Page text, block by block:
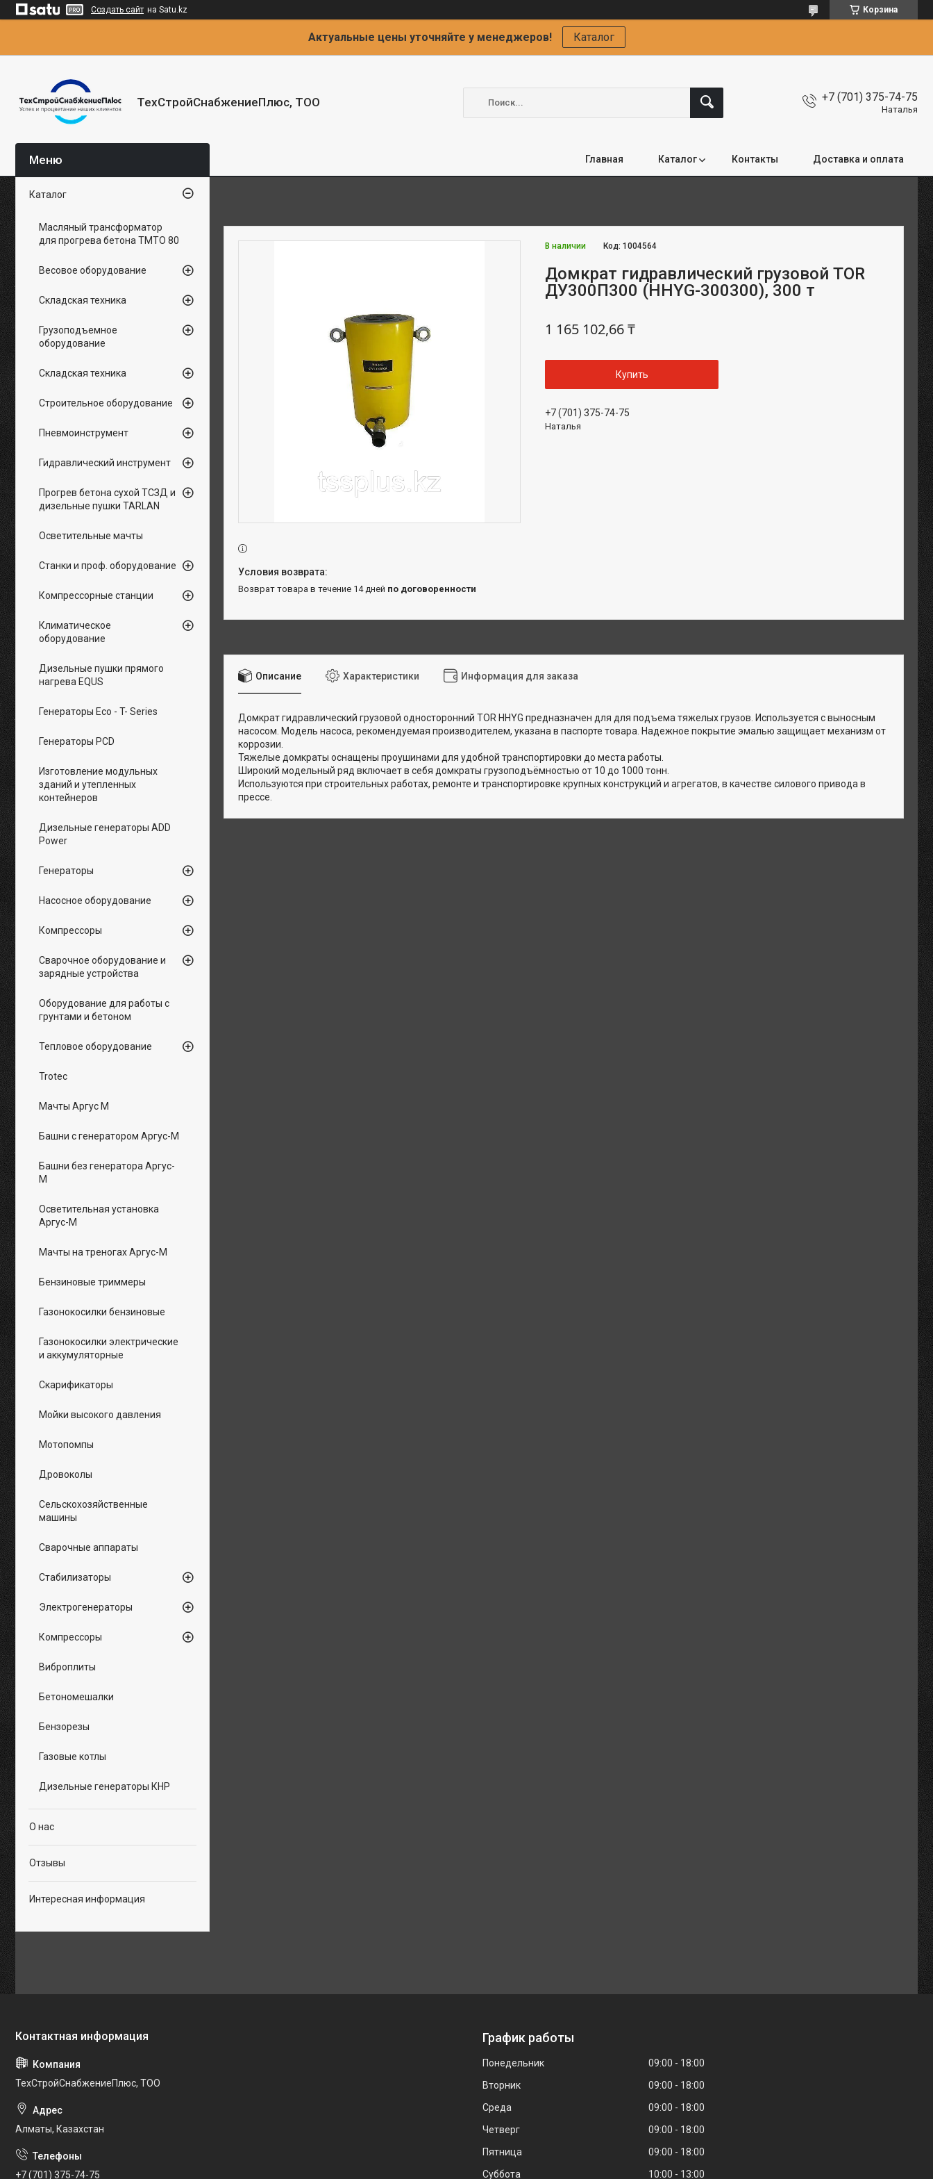
Создать сайт на Satu.kz Корзина
Актуальные цены уточняйте у менеджеров! Каталог
ТехСтройСнабжениеПлюс, ТОО +7 (701) 375-74-75
Наталья
Главная Каталог Контакты Доставка и оплата
В наличии Код:1004564
Домкрат гидравлический грузовой TOR
ДУ300П300 (HHYG-300300), 300 т
1 165 102,66 ₸
Купить
+7 (701) 375-74-75
Наталья
возврат товара в течение 14 дней по договоренности
Описание Характеристики Информация для заказа
Домкрат гидравлический грузовой односторонний TOR HHYG предназначен для для подъема тяжелых грузов. Используется с выносным
насосом. Модель насоса, рекомендуемая производителем, указана в паспорте товара. Надежное покрытие эмалью защищает механизм от
коррозии.
Тяжелые домкраты оснащены проушинами для удобной транспортировки до места работы.
Широкий модельный ряд включает в себя домкраты грузоподъёмностью от 10 до 1000 тонн.
Используются при строительных работах, ремонте и транспортировке крупных конструкций и агрегатов, в качестве силового привода в
прессе.
Каталог
Масляный трансформатор
для прогрева бетона ТМТО 80
Весовое оборудование
Складская техника
Грузоподъемное
оборудование
Складская техника
Строительное оборудование
Пневмоинструмент
Гидравлический инструмент
Прогрев бетона сухой ТСЗД и
дизельные пушки TARLAN
Осветительные мачты
Станки и проф. оборудование
Компрессорные станции
Климатическое
оборудование
Дизельные пушки прямого
нагрева EQUS
Генераторы Eco - T- Series
Генераторы PCD
Изготовление модульных
зданий и утепленных
контейнеров
Дизельные генераторы ADD
Power
Генераторы
Насосное оборудование
Компрессоры
Сварочное оборудование и
зарядные устройства
Оборудование для работы с
грунтами и бетоном
Тепловое оборудование
Trotec
Мачты Аргус М
Башни с генератором Аргус-М
Башни без генератора Аргус-
М
Осветительная установка
Аргус-М
Мачты на треногах Аргус-М
Бензиновые триммеры
Газонокосилки бензиновые
Газонокосилки электрические
и аккумуляторные
Скарификаторы
Мойки высокого давления
Мотопомпы
Дровоколы
Сельскохозяйственные
машины
Сварочные аппараты
Стабилизаторы
Электрогенераторы
Компрессоры
Виброплиты
Бетономешалки
Бензорезы
Газовые котлы
Дизельные генераторы КНР
О нас
Отзывы
Интересная информация
ТехСтройСнабжениеПлюс, ТОО
Алматы, Казахстан
+7 (701) 375-74-75
График работы
Понедельник 09:00
18:00
Вторник
09:00
18:00
Среда
09:00
18:00
Четверг
09:00
18:00
Пятница
09:00
18:00
Суббота
10:00 13:00